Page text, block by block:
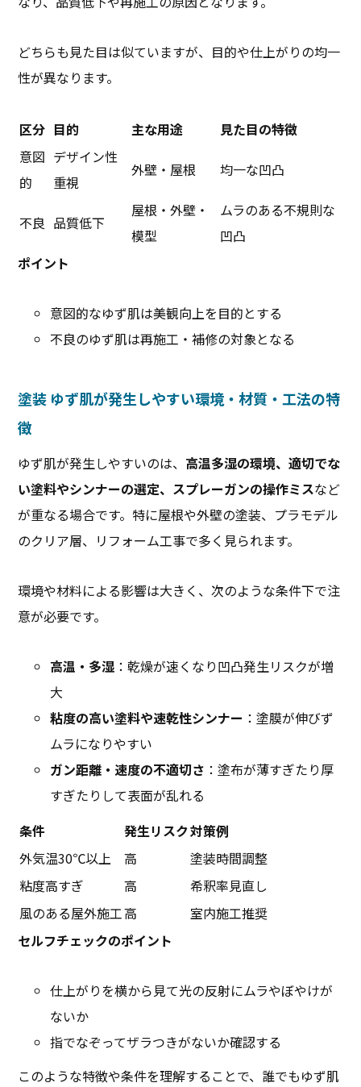
どちらも見た目は似ていますが、目的や仕上がりの均一
性が異なります。
区分 目的 主な用途
見た目の特徴
意図
的
デザイン性
重視
外壁・屋根 均一な凹凸
不良 品質低下
屋根・外壁・
模型
ムラのある不規則な
凹凸
ポイント
意図的なゆず肌は美観向上を目的とする
不良のゆず肌は再施工・補修の対象となる
塗装 ゆず肌が発生しやすい環境・材質・工法の特
徴
ゆず肌が発生しやすいのは、 高温多湿の環境、適切でな
い塗料やシンナーの選定、スプレーガンの操作ミスなど
が重なる場合です。特に屋根や外壁の塗装、プラモデル
のクリア層、リフォーム工事で多く見られます。
環境や材料による影響は大きく、次のような条件下で注
意が必要です。
高温・多湿 ：乾燥が速くなり凹凸発生リスクが増
大
粘度の高い塗料や速乾性シンナー ：塗膜が伸びず
ムラになりやすい
ガン距離・速度の不適切さ ：塗布が薄すぎたり厚
すぎたりして表面が乱れる
条件
発生リスク対策例
外気温30℃以上
高
塗装時間調整
粘度高すぎ
高
希釈率見直し
風のある屋外施工高
室内施工推奨
セルフチェックのポイント
仕上がりを横から見て光の反射にムラやぼやけが
ないか
指でなぞってザラつきがないか確認する
このような特徴や条件を理解することで、誰でもゆず肌